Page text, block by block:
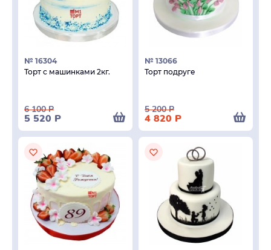
№ 16304
Торт с машинками 2кг.
6 100Р
5 520 Р
№ 13066
Торт подруге
5 200Р
4 820 Р